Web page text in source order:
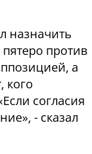
назначить
против
а
кого
согласия
- сказал